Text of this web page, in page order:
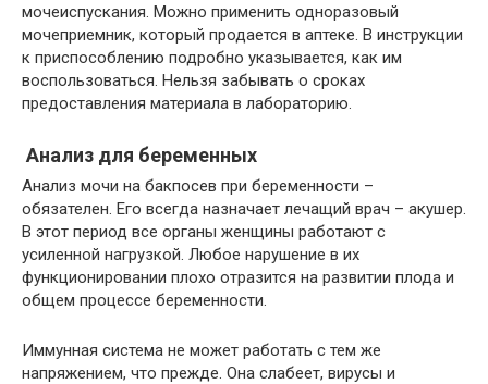
мочеиспускания. Можно применить одноразовый
мочеприемник, который продается в аптеке. В инструкции
к приспособлению подробно указывается, как им
воспользоваться. Нельзя забывать о сроках
предоставления материала в лабораторию.
Анализ для беременных
Анализ мочи на бакпосев при беременности –
обязателен. Его всегда назначает лечащий врач – акушер.
В этот период все органы женщины работают с
усиленной нагрузкой. Любое нарушение в их
функционировании плохо отразится на развитии плода и
общем процессе беременности.
Иммунная система не может работать с тем же
напряжением, что прежде. Она слабеет, вирусы и